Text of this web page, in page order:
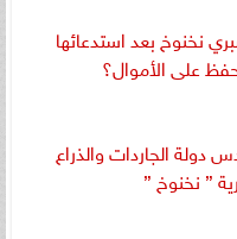
نخنوخ بعد استدعائها
على الأموال؟
دولة الجاردات والذراع
” نخنوخ ”